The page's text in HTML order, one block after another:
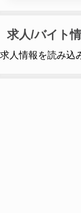
求人/バイト
求人情報を読み込